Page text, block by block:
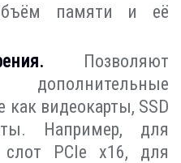
памяти и её
Позволяют
дополнительные
видеокарты, SSD
Например, для
слот PCIe x16, для